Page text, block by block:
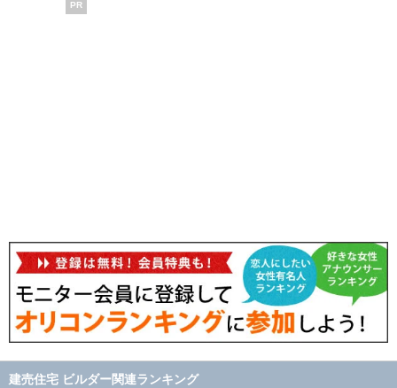
PR
建売住宅 ビルダー関連ランキング